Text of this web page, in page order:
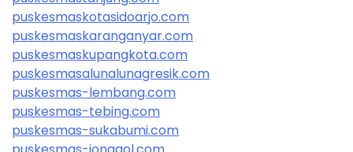
puskesmaskotasidoarjo.com
puskesmaskaranganyar.com
puskesmaskupangkota.com
puskesmasalunalunagresik.com
puskesmas-lembang.com
puskesmas-tebing.com
puskesmas-sukabumi.com